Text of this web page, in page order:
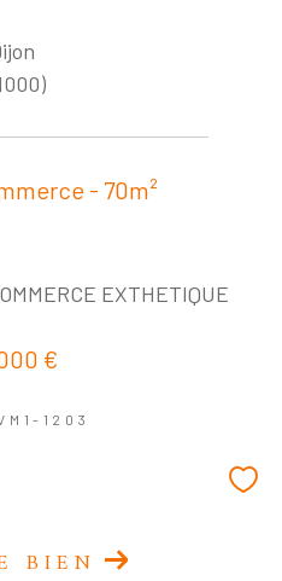
- 70m²
EXTHETIQUE
€
1203
BIEN